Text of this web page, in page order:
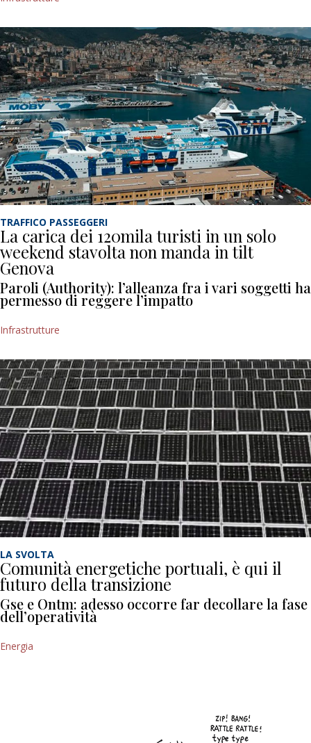
TRAFFICO PASSEGGERI
La carica dei 120mila turisti in un solo
weekend stavolta non manda in tilt
Genova
Paroli (Authority): l’alleanza fra i vari soggetti ha
permesso di reggere l’impatto
Infrastrutture
LA SVOLTA
Comunità energetiche portuali, è qui il
futuro della transizione
Gse e Ontm: adesso occorre far decollare la fase
dell’operatività
Energia